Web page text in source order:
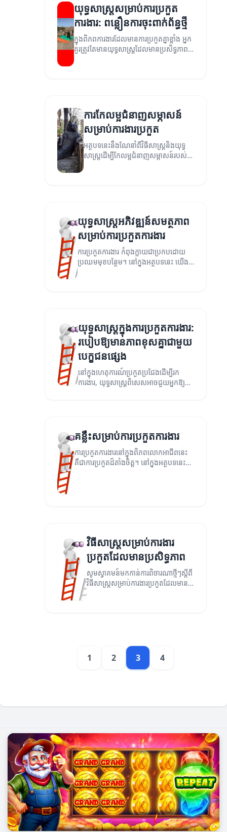
យុទ្ធសាស្ត្រសម្រាប់ការប្រកួត
ការងារ: ពន្លឿនការចុះពាក់ព័ន្ធថ្មី
ក្នុងពិភពការងារ​ដែលមានការប្រកួតគ្នា​ខ្លាំង អ្នក
គួរត្រូវតែមានយុទ្ធសាស្ត្រដែលមានប្រសិទ្ធភាព
ការកែលម្អជំនាញសម្ភាសន៍
សម្រាប់ការងារប្រកួត
អត្ថបទនេះនឹងណែនាំពីវិធីសាស្ត្រនិងយុទ្ធ
សាស្ត្រដើម្បីកែលម្អជំនាញសម្ភាសន៍របស់
យុទ្ធសាស្ត្រ​អភិវឌ្ឍន៍សមត្ថភាព
សម្រាប់ការប្រកួតការងារ
ការប្រកួតការងារ កំពុងក្លាយជាប្រកបដោយ
ប្រឈមមុខបន្ថែម។ នៅក្នុងអត្ថបទនេះ យើង
នឹងពិភាក្សាអំពីយុទ្ធសាស្ត្រដើម្បីអភិវឌ្ឍន៍
យុទ្ធសាស្ត្រក្នុងការប្រកួតការងារ:
របៀបឱ្យមានភាពខុសគ្នាជាមួយ
បេក្ខជនផ្សេង
នៅក្នុងហេតុការណ៍ប្រកួតប្រជែងដើម្បីរក
ការងារ, យុទ្ធសាស្ត្រពិសេសអាចជួយអ្នកឱ្យ
គន្លឹះសម្រាប់ការប្រកួតការងារ
ការប្រកួតការងារនៅក្នុងពិភពលោកអាជីពនេះ
គឺជាការប្រកួតដ៏តាំងចិត្ត។ នៅក្នុងអត្ថបទនេះ
វិធីសាស្ត្រសម្រាប់ការងារ
ប្រកួតដែលមានប្រសិទ្ធភាព
សូមស្វាគមន៍មកកាន់ការពិចារណាថ្មីៗស្តីពី
វិធីសាស្ត្រសម្រាប់ការងារប្រកួតដែលមាន
ប្រសិទ្ធភាព។
1 2 3 4